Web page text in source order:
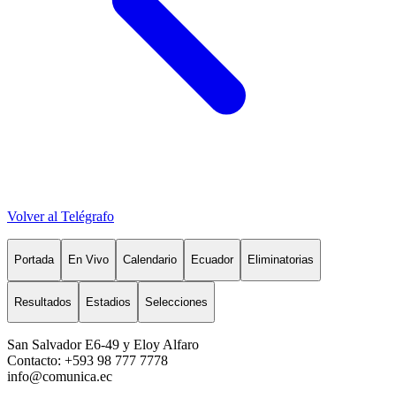
Volver al Telégrafo
Portada En Vivo Calendario Ecuador Eliminatorias
Resultados Estadios Selecciones
San Salvador E6-49 y Eloy Alfaro
Contacto: +593 98 777 7778
info@comunica.ec